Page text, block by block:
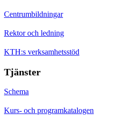
Centrumbildningar
Rektor och ledning
KTH:s verksamhetsstöd
Tjänster
Schema
Kurs- och programkatalogen